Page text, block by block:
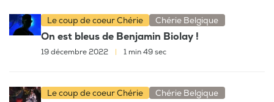
Le coup de coeur Chérie Chérie Belgique
On est bleus de Benjamin Biolay !
19 décembre 2022 1 min 49 sec
Le coup de coeur Chérie Chérie Belgique